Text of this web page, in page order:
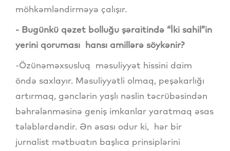
möhkəmləndirməyə çalışır.
- Bugünkü qəzet bolluğu şəraitində “İki sahil”in
yerini qoruması hansı amillərə söykənir?
-Özünəməxsusluq məsuliyyət hissini daim
öndə saxlayır. Məsuliyyətli olmaq, peşəkarlığı
artırmaq, gənclərin yaşlı nəslin təcrübəsindən
bəhrələnməsinə geniş imkanlar yaratmaq əsas
tələblərdəndir. Ən əsası odur ki, hər bir
jurnalist mətbuatın başlıca prinsiplərini